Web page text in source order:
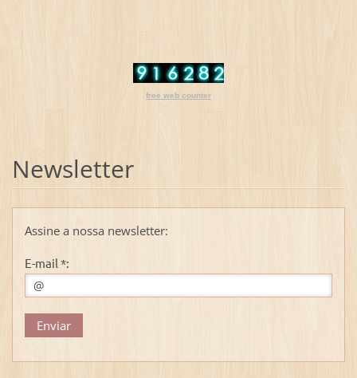
free web counter
Newsletter
Assine a nossa newsletter:
E-mail *: